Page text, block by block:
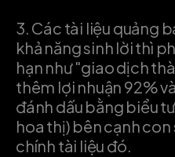
3. Các tài liệu quảng
khả năng sinh lời thì
hạn như "giao dịch
thêm lợi nhuận 92%
đánh dấu bằng biểu
hoa thị) bên cạnh
chính tài liệu đó.